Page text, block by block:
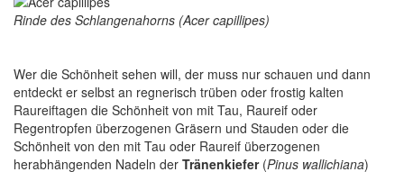
Rinde des Schlangenahorns (Acer capillipes)
Wer die Schönheit sehen will, der muss nur schauen und dann
entdeckt er selbst an regnerisch trüben oder frostig kalten
Raureiftagen die Schönheit von mit Tau, Raureif oder
Regentropfen überzogenen Gräsern und Stauden oder die
Schönheit von den mit Tau oder Raureif überzogenen
herabhängenden Nadeln der Tränenkiefer(Pinus wallichiana)